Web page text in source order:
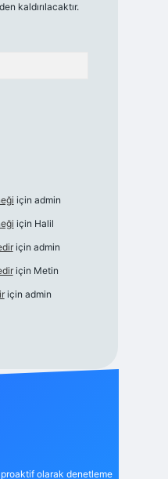
kaldırılacaktır.
için admin
için Halil
için admin
için Metin
için admin
proaktif olarak denetleme